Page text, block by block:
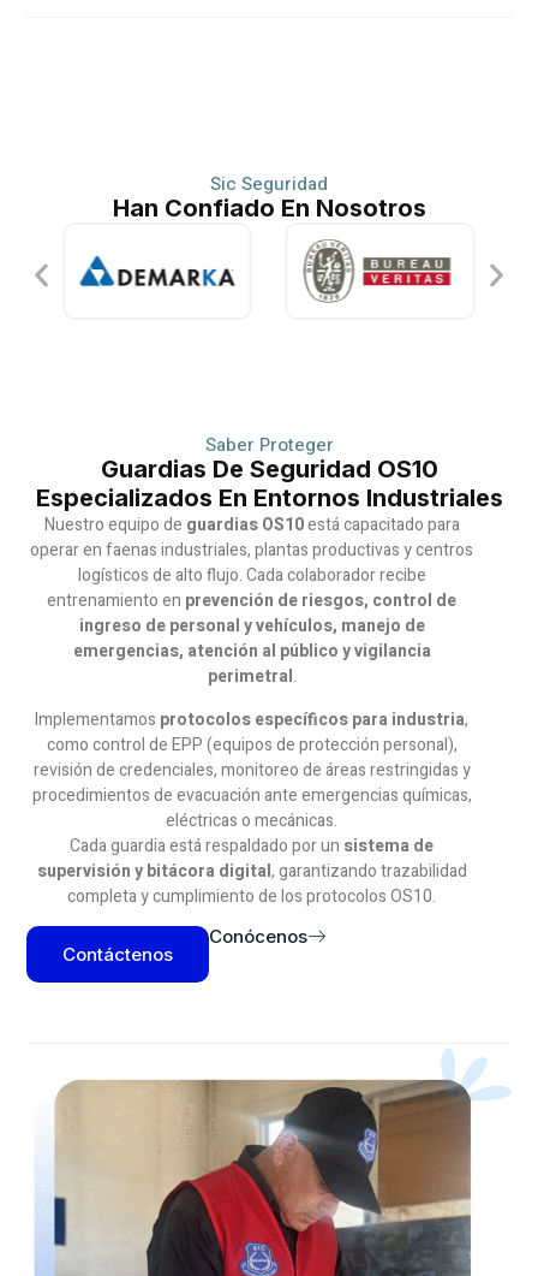
Sic Seguridad
Han Confiado En Nosotros
Saber Proteger
Guardias De Seguridad OS10
Especializados En Entornos Industriales
Nuestro equipo de guardias OS10está capacitado para
operar en faenas industriales, plantas productivas y centros
logísticos de alto flujo. Cada colaborador recibe
entrenamiento en prevención de riesgos, control de
ingreso de personal y vehículos, manejo de
emergencias, atención al público y vigilancia
perimetral.
Implementamos protocolos específicos para industria,
como control de EPP (equipos de protección personal),
revisión de credenciales, monitoreo de áreas restringidas y
procedimientos de evacuación ante emergencias químicas,
eléctricas o mecánicas.
Cada guardia está respaldado por un sistema de
supervisión y bitácora digital, garantizando trazabilidad
completa y cumplimiento de los protocolos OS10.
Contáctenos
Conócenos